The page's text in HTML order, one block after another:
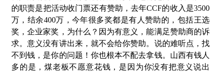
的职责是把活动收门票还有赞助，去年CCF的收入是3500
万，结余400万，今年很多奖都是有人赞助的，包括王选
奖，企业家奖，为什么？因为有意义，能满足赞助商的诉
求。意义没有讲出来，就不会给你赞助。说的难听点，找
不到钱，是你的问题！你也根本不配去拿钱。山西有钱人
多的是，煤老板不愿意花钱，是因为你没有把意义说出